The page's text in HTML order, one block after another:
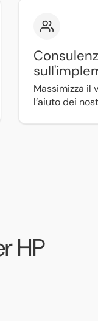
Massimizza il
l’aiuto dei
HP